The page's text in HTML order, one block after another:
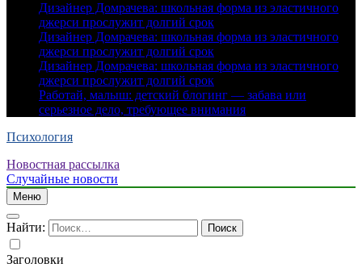
Дизайнер Домрачева: школьная форма из эластичного
джерси прослужит долгий срок
Дизайнер Домрачева: школьная форма из эластичного
джерси прослужит долгий срок
Дизайнер Домрачева: школьная форма из эластичного
джерси прослужит долгий срок
Работай, малыш: детский блогинг — забава или
серьезное дело, требующее внимания
Психология
Новостная рассылка
Случайные новости
Меню
Найти:
Заголовки